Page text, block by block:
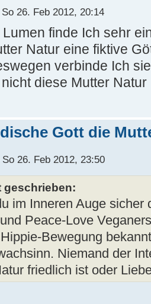
26. Feb 2012, 20:14
finde Ich sehr
Natur eine fiktive
verbinde Ich
diese Mutter
Gott die
So 26. Feb 2012, 23:50
geschrieben:
im Inneren Auge sicher
Peace-Love
Bewegung
Niemand der
friedlich ist oder